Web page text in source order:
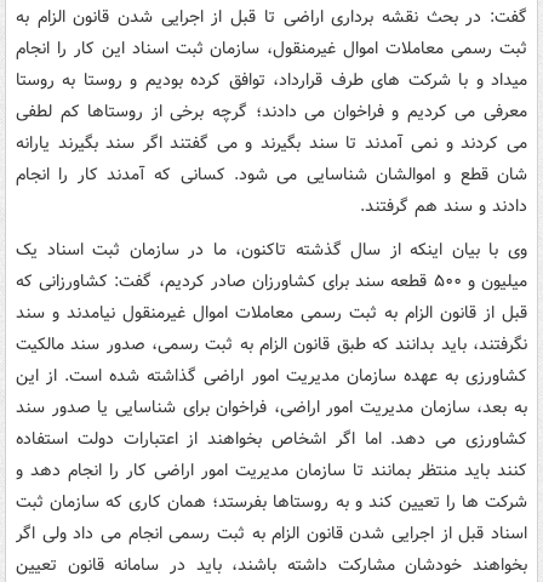
گفت: در بحث نقشه برداری اراضی تا قبل از اجرایی شدن قانون الزام به
ثبت رسمی معاملات اموال غیرمنقول، سازمان ثبت اسناد این کار را انجام
میداد و با شرکت های طرف قرارداد، توافق کرده بودیم و روستا به روستا
معرفی می کردیم و فراخوان می دادند؛ گرچه برخی از روستاها کم لطفی
می کردند و نمی آمدند تا سند بگیرند و می گفتند اگر سند بگیرند یارانه
شان قطع و اموالشان شناسایی می شود. کسانی که آمدند کار را انجام
دادند و سند هم گرفتند.
وی با بیان اینکه از سال گذشته تاکنون، ما در سازمان ثبت اسناد یک
میلیون و ۵۰۰ قطعه سند برای کشاورزان صادر کردیم، گفت: کشاورزانی که
قبل از قانون الزام به ثبت رسمی معاملات اموال غیرمنقول نیامدند و سند
نگرفتند، باید بدانند که طبق قانون الزام به ثبت رسمی، صدور سند مالکیت
کشاورزی به عهده سازمان مدیریت امور اراضی گذاشته شده است. از این
به بعد، سازمان مدیریت امور اراضی، فراخوان برای شناسایی یا صدور سند
کشاورزی می دهد. اما اگر اشخاص بخواهند از اعتبارات دولت استفاده
کنند باید منتظر بمانند تا سازمان مدیریت امور اراضی کار را انجام دهد و
شرکت ها را تعیین کند و به روستاها بفرستد؛ همان کاری که سازمان ثبت
اسناد قبل از اجرایی شدن قانون الزام به ثبت رسمی انجام می داد ولی اگر
بخواهند خودشان مشارکت داشته باشند، باید در سامانه قانون تعیین